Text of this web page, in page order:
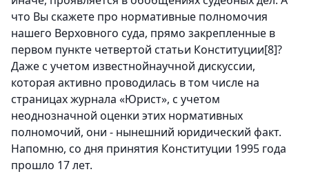
что Вы скажете про нормативные полномочия
нашего Верховного суда, прямо закрепленные в
первом пункте четвертой статьи Конституции[8]?
Даже с учетом известнойнаучной дискуссии,
которая активно проводилась в том числе на
страницах журнала «Юрист», с учетом
неоднозначной оценки этих нормативных
полномочий, они - нынешний юридический факт.
Напомню, со дня принятия Конституции 1995 года
прошло 17 лет.